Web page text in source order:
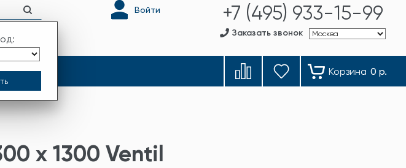
Войти +7 (495) 933-15-99
Заказать звонок
Корзина 0 р.
x 1300 Ventil